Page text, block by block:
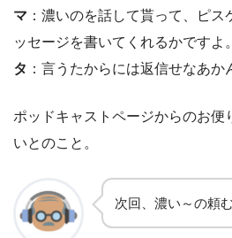
マ ：濃いのを話して貰って、ピ
ッセージを書いてくれるかですよ。
タ ：言うたからには返信せなあか
ポッドキャストページからのお便
いとのこと。
次回、濃い～の頼む